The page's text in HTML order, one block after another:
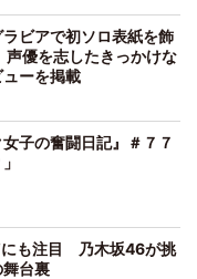
ビアで初ソロ表紙を飾
声優を志したきっかけな
ーを掲載
子の奮闘日記』＃７７
にも注目 乃木坂46が挑
台裏